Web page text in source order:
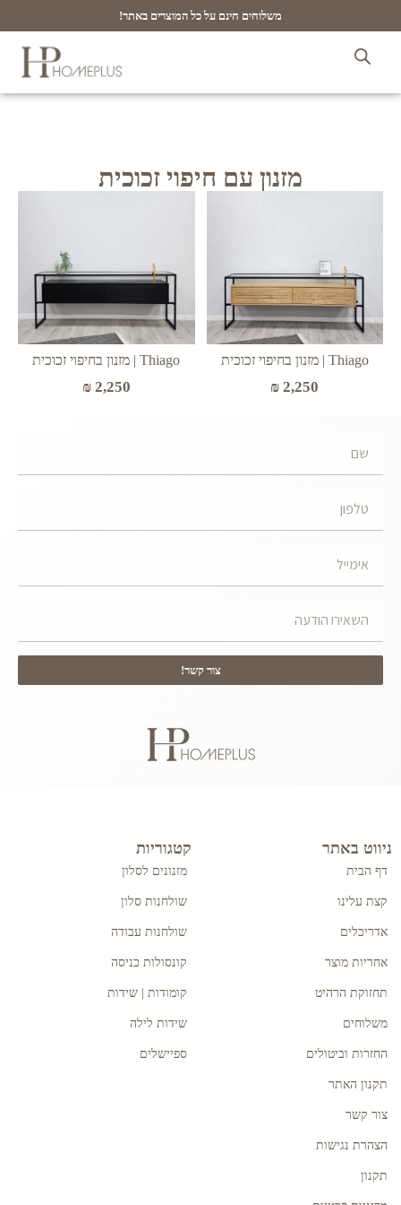
משלוחים חינם על כל המוצרים באתר!
מזנון עם חיפוי זכוכית
Thiago | מזנון בחיפוי זכוכית
₪ 2,250
Thiago | מזנון בחיפוי זכוכית
₪2,250
צור קשר!
ניווט באתר
דף הבית
קצת עלינו
אדריכלים
אחריות מוצר
תחזוקת הרהיט
משלוחים
החזרות וביטולים
תקנון האתר
צור קשר
הצהרת נגישות
תקנון
קטגוריות
מזנונים לסלון
שולחנות סלון
שולחנות עבודה
קונסולות כניסה
קומודות | שידות
שידות לילה
ספיישלים